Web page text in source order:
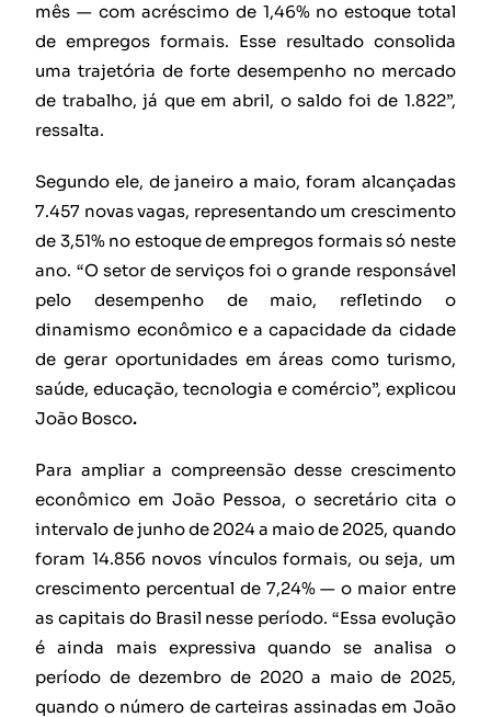
mês — com acréscimo de 1,46% no estoque total
de empregos formais. Esse resultado consolida
uma trajetória de forte desempenho no mercado
de trabalho, já que em abril, o saldo foi de 1.822”,
ressalta.
Segundo ele, de janeiro a maio, foram alcançadas
7.457 novas vagas, representando um crescimento
de 3,51% no estoque de empregos formais só neste
ano. “O setor de serviços foi o grande responsável
pelo desempenho de maio, refletindo o
dinamismo econômico e a capacidade da cidade
de gerar oportunidades em áreas como turismo,
saúde, educação, tecnologia e comércio”, explicou
João Bosco.
Para ampliar a compreensão desse crescimento
econômico em João Pessoa, o secretário cita o
intervalo de junho de 2024 a maio de 2025, quando
foram 14.856 novos vínculos formais, ou seja, um
crescimento percentual de 7,24% — o maior entre
as capitais do Brasil nesse período. “Essa evolução
é ainda mais expressiva quando se analisa o
período de dezembro de 2020 a maio de 2025,
quando o número de carteiras assinadas em João